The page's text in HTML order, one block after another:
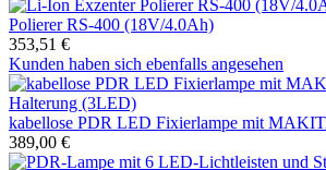
Polierer RS-400 (18V/4.0Ah)
353,51 €
Kunden haben sich ebenfalls angesehen
kabellose PDR LED Fixierlampe mit
389,00 €